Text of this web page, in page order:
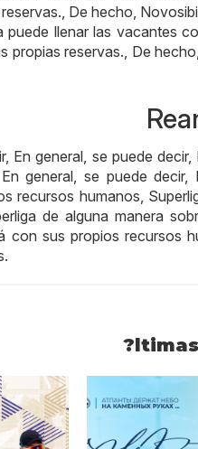
De hecho,
llenar las vacantes
propias reservas., De
En general, se puede
general, se puede
recursos humanos,
de alguna manera
con sus propios recursos